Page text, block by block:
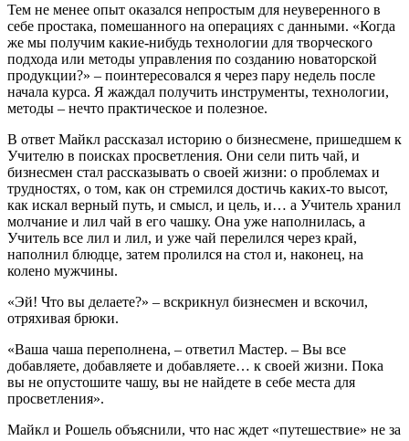
Тем не менее опыт оказался непростым для неуверенного в
себе простака, помешанного на операциях с данными. «Когда
же мы получим какие-нибудь технологии для творческого
подхода или методы управления по созданию новаторской
продукции?» – поинтересовался я через пару недель после
начала курса. Я жаждал получить инструменты, технологии,
методы – нечто практическое и полезное.
В ответ Майкл рассказал историю о бизнесмене, пришедшем к
Учителю в поисках просветления. Они сели пить чай, и
бизнесмен стал рассказывать о своей жизни: о проблемах и
трудностях, о том, как он стремился достичь каких-то высот,
как искал верный путь, и смысл, и цель, и… а Учитель хранил
молчание и лил чай в его чашку. Она уже наполнилась, а
Учитель все лил и лил, и уже чай перелился через край,
наполнил блюдце, затем пролился на стол и, наконец, на
колено мужчины.
«Эй! Что вы делаете?» – вскрикнул бизнесмен и вскочил,
отряхивая брюки.
«Ваша чаша переполнена, – ответил Мастер. – Вы все
добавляете, добавляете и добавляете… к своей жизни. Пока
вы не опустошите чашу, вы не найдете в себе места для
просветления».
Майкл и Рошель объяснили, что нас ждет «путешествие» не за